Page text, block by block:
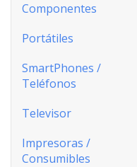
Componentes
Portátiles
SmartPhones /
Teléfonos
Televisor
Impresoras /
Consumibles